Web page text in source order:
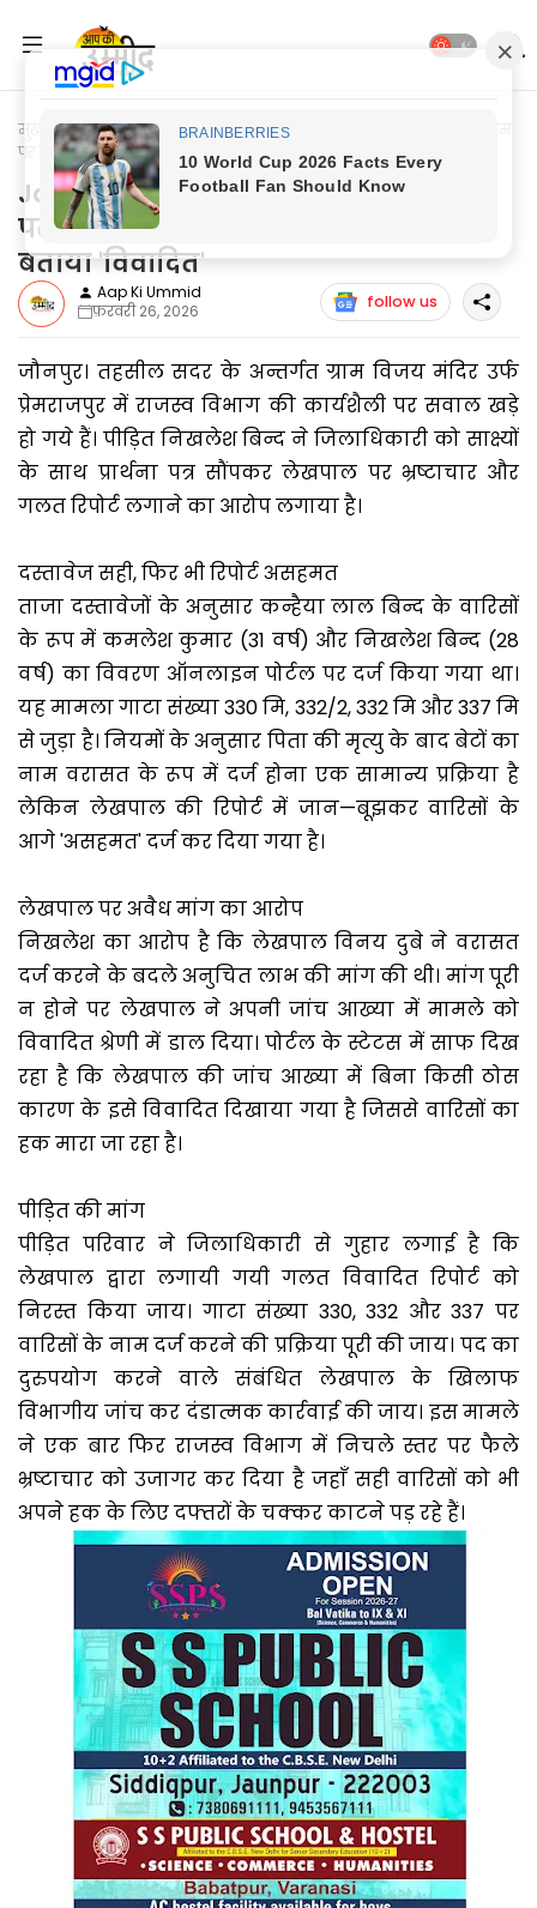
मुख्यपृष्ठ Jaunpur News
Jaunpur News: वरासत दर्ज करने के नाम
पर लेखपाल का 'खेल', सही आवेदनों को भी बताया 'विवादित'
Jaunpur News: वरासत दर्ज करने के नाम
पर लेखपाल का 'खेल', सही आवेदनों को भी
बताया 'विवादित'
Aap Ki Ummid
फ़रवरी 26, 2026
follow us
जौनपुर। तहसील सदर के अन्तर्गत ग्राम विजय मंदिर उर्फ
प्रेमराजपुर में राजस्व विभाग की कार्यशैली पर सवाल खड़े
हो गये हैं। पीड़ित निखलेश बिन्द ने जिलाधिकारी को साक्ष्यों
के साथ प्रार्थना पत्र सौंपकर लेखपाल पर भ्रष्टाचार और
गलत रिपोर्ट लगाने का आरोप लगाया है।
दस्तावेज सही, फिर भी रिपोर्ट असहमत
ताजा दस्तावेजों के अनुसार कन्हैया लाल बिन्द के वारिसों
के रूप में कमलेश कुमार (31 वर्ष) और निखलेश बिन्द (28
वर्ष) का विवरण ऑनलाइन पोर्टल पर दर्ज किया गया था।
यह मामला गाटा संख्या 330 मि, 332/2, 332 मि और 337 मि
से जुड़ा है। नियमों के अनुसार पिता की मृत्यु के बाद बेटों का
नाम वरासत के रूप में दर्ज होना एक सामान्य प्रक्रिया है
लेकिन लेखपाल की रिपोर्ट में जान—बूझकर वारिसों के
आगे 'असहमत' दर्ज कर दिया गया है।
लेखपाल पर अवैध मांग का आरोप
निखलेश का आरोप है कि लेखपाल विनय दुबे ने वरासत
दर्ज करने के बदले अनुचित लाभ की मांग की थी। मांग पूरी
न होने पर लेखपाल ने अपनी जांच आख्या में मामले को
विवादित श्रेणी में डाल दिया। पोर्टल के स्टेटस में साफ दिख
रहा है कि लेखपाल की जांच आख्या में बिना किसी ठोस
कारण के इसे विवादित दिखाया गया है जिससे वारिसों का
हक मारा जा रहा है।
पीड़ित की मांग
पीड़ित परिवार ने जिलाधिकारी से गुहार लगाई है कि
लेखपाल द्वारा लगायी गयी गलत विवादित रिपोर्ट को
निरस्त किया जाय। गाटा संख्या 330, 332 और 337 पर
वारिसों के नाम दर्ज करने की प्रक्रिया पूरी की जाय। पद का
दुरुपयोग करने वाले संबंधित लेखपाल के खिलाफ
विभागीय जांच कर दंडात्मक कार्रवाई की जाय। इस मामले
ने एक बार फिर राजस्व विभाग में निचले स्तर पर फैले
भ्रष्टाचार को उजागर कर दिया है जहाँ सही वारिसों को भी
अपने हक के लिए दफ्तरों के चक्कर काटने पड़ रहे हैं।